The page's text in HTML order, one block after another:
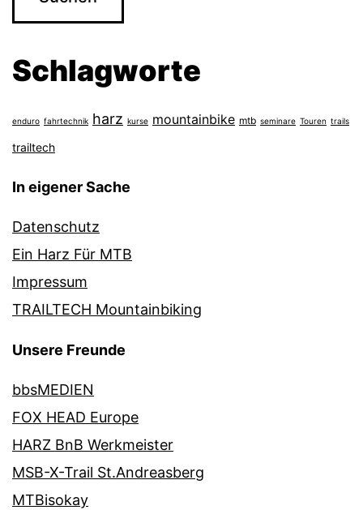
Schlagworte
enduro fahrtechnik harz kurse mountainbike mtb seminare Touren trails
trailtech
In eigener Sache
Datenschutz
Ein Harz Für MTB
Impressum
TRAILTECH Mountainbiking
Unsere Freunde
bbsMEDIEN
FOX HEAD Europe
HARZ BnB Werkmeister
MSB-X-Trail St.Andreasberg
MTBisokay